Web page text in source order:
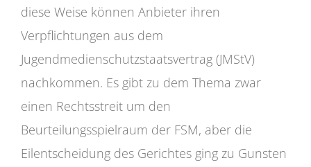
diese Weise können Anbieter ihren
Verpflichtungen aus dem
Jugendmedienschutzstaatsvertrag (JMStV)
nachkommen. Es gibt zu dem Thema zwar
einen Rechtsstreit um den
Beurteilungsspielraum der FSM, aber die
Eilentscheidung des Gerichtes ging zu Gunsten